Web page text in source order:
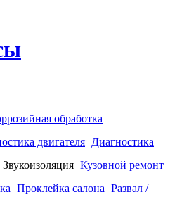
обработка
двигателя Диагностика
Звукоизоляция Кузовной ремонт
Проклейка салона Развал /